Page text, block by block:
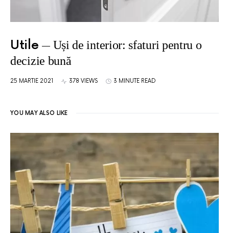
Utile
Uși de interior: sfaturi pentru o
decizie bună
25 MARTIE 2021 378 VIEWS 3 MINUTE READ
YOU MAY ALSO LIKE